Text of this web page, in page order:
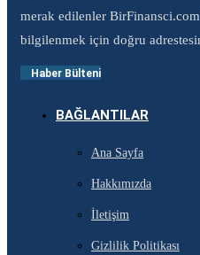
merak edilenler
bilgilenmek için doğru
Haber Bülteni
BAĞLANTILAR
Ana Sayfa
Hakkımızda
İletişim
Gizlilik Politikası